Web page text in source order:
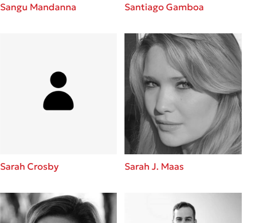
Sangu Mandanna Santiago Gamboa
Sarah Crosby Sarah J. Maas